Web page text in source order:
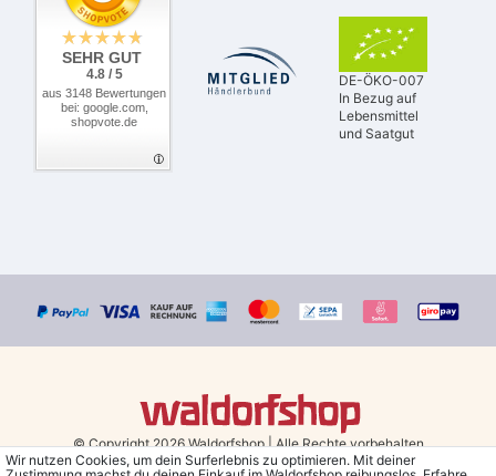
SEHR GUT
4.8 / 5
aus 3148 Bewertungen
bei: google.com,
shopvote.de
DE-ÖKO-007
In Bezug auf
Lebensmittel
und Saatgut
© Copyright 2026 Waldorfshop|Alle Rechte vorbehalten.
Wir nutzen Cookies, um dein Surferlebnis zu optimieren. Mit deiner